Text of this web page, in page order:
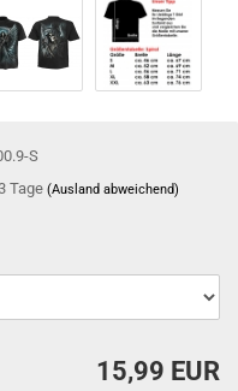
S
Tage(Ausland abweichend)
15,99 EUR